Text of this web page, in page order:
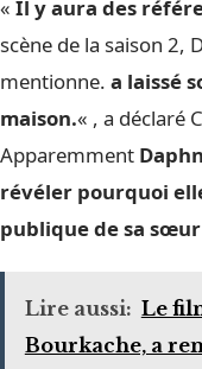
« Il y aura des
scène de la saison 2,
mentionne. a laissé
maison.« , a déclaré
Apparemment
révéler pourquoi
publique de sa sœur
Lire aussi: Le
Bourkache, a